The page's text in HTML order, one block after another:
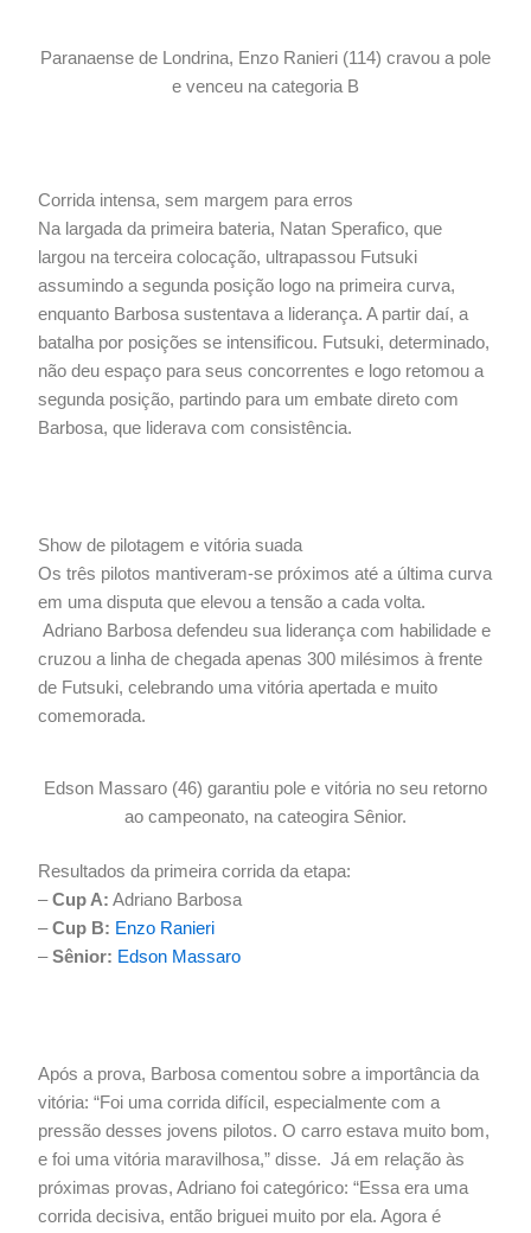
Paranaense de Londrina, Enzo Ranieri (114) cravou a pole
e venceu na categoria B
Corrida intensa, sem margem para erros
Na largada da primeira bateria, Natan Sperafico, que
largou na terceira colocação, ultrapassou Futsuki
assumindo a segunda posição logo na primeira curva,
enquanto Barbosa sustentava a liderança. A partir daí, a
batalha por posições se intensificou. Futsuki, determinado,
não deu espaço para seus concorrentes e logo retomou a
segunda posição, partindo para um embate direto com
Barbosa, que liderava com consistência.
Show de pilotagem e vitória suada
Os três pilotos mantiveram-se próximos até a última curva
em uma disputa que elevou a tensão a cada volta.
Adriano Barbosa defendeu sua liderança com habilidade e
cruzou a linha de chegada apenas 300 milésimos à frente
de Futsuki, celebrando uma vitória apertada e muito
comemorada.
Edson Massaro (46) garantiu pole e vitória no seu retorno
ao campeonato, na cateogira Sênior.
Resultados da primeira corrida da etapa:
–Cup A: Adriano Barbosa
–Cup B: Enzo Ranieri
–Sênior: Edson Massaro
Após a prova, Barbosa comentou sobre a importância da
vitória: “Foi uma corrida difícil, especialmente com a
pressão desses jovens pilotos. O carro estava muito bom,
e foi uma vitória maravilhosa,” disse. Já em relação às
próximas provas, Adriano foi categórico: “Essa era uma
corrida decisiva, então briguei muito por ela. Agora é